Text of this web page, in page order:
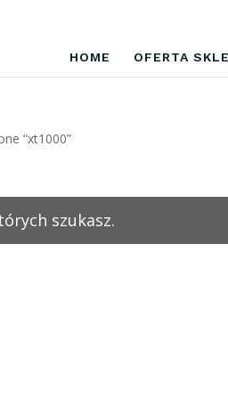
HOME OFERTA
“xt1000”
szukasz.